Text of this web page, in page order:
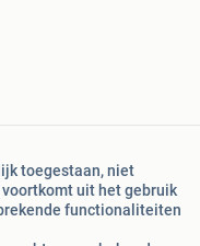
toegestaan, niet
uit het gebruik
functionaliteiten